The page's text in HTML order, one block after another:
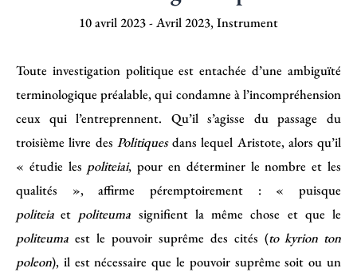
10 avril 2023-Avril 2023,Instrument
Toute investigation politique est entachée d’une ambiguïté
terminologique préalable, qui condamne à l’incompréhension
ceux qui l’entreprennent. Qu’il s’agisse du passage du
troisième livre des Politiquesdans lequel Aristote, alors qu’il
« étudie les politeiai, pour en déterminer le nombre et les
qualités », affirme péremptoirement : « puisque
politeiaet politeuma signifient la même chose et que le
politeuma est le pouvoir suprême des cités (to kyrion ton
poleon), il est nécessaire que le pouvoir suprême soit ou un